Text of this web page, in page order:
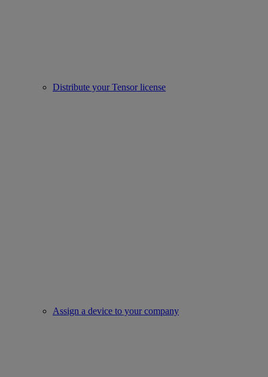
Distribute your Tensor license
Assign a device to your company